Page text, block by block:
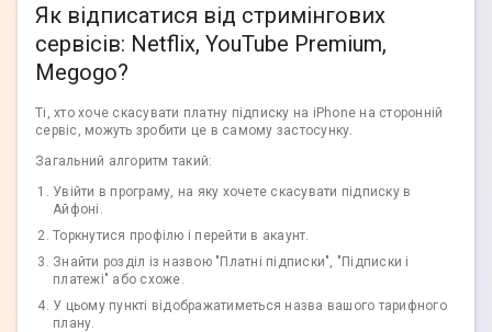
Як відписатися від стримінгових
сервісів: Netflix, YouTube Premium,
Megogo?
Ті, хто хоче скасувати платну підписку на iPhone на сторонній
сервіс, можуть зробити це в самому застосунку.
Загальний алгоритм такий:
Увійти в програму, на яку хочете скасувати підписку в
Айфоні.
Торкнутися профілю і перейти в акаунт.
Знайти розділ із назвою "Платні підписки", "Підписки і
платежі" або схоже.
У цьому пункті відображатиметься назва вашого тарифного
плану.